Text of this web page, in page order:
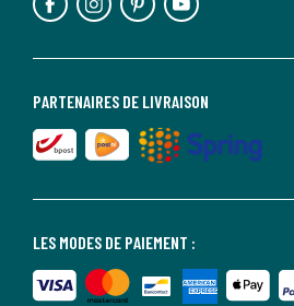
LES MODES DE PAIEMENT :
PARTENAIRES DE LIVRAISON